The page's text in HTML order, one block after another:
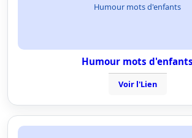
Humour mots d'enfants
Humour mots d'enfants
Voir l'Lien